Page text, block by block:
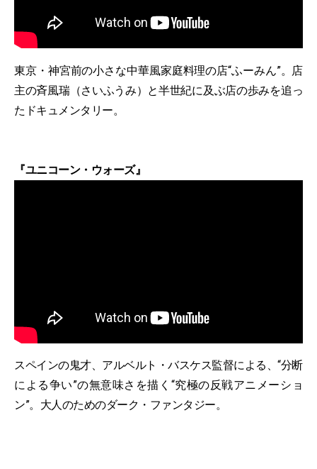
東京・神宮前の小さな中華風家庭料理の店“ふーみん”。店
主の斉風瑞（さいふうみ）と半世紀に及ぶ店の歩みを追っ
たドキュメンタリー。
『ユニコーン・ウォーズ』
スペインの鬼才、アルベルト・バスケス監督による、“分断
による争い”の無意味さを描く“究極の反戦アニメーショ
ン”。大人のためのダーク・ファンタジー。